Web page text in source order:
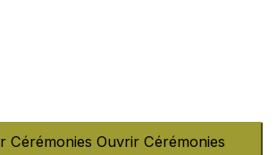
Cérémonies Ouvrir Cérémonies